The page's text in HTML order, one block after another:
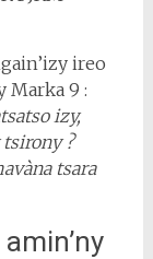
ireo
Marka 9 :
izy,
?
tsara